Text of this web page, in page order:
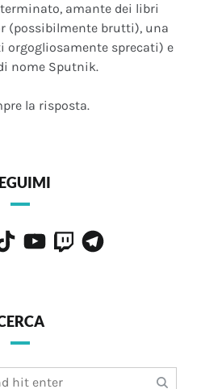
amante dei libri
(possibilmente brutti), una
sprecati) e
nome Sputnik.
la risposta.
TikTokYouTubeTwitchTelegram